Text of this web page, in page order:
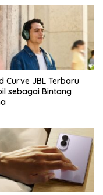
Curve JBL Terbaru
sebagai Bintang